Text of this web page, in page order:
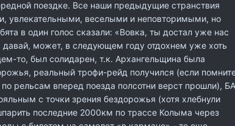
поездке. Все наши предыдущие странствия
увлекательными, веселыми и неповторимыми, но
в один голос сказали: «Вовка, ты достал уже нас
может, в следующем году отдохнем уже хоть
то, был солидарен, т.к. Архангельщина была
реальный трофи-рейд получился (если
рельсам вперед поезда полсотни верст прошли),
с точки зрения бездорожья (хотя хлебнули
последние 2000км по трассе Колыма через